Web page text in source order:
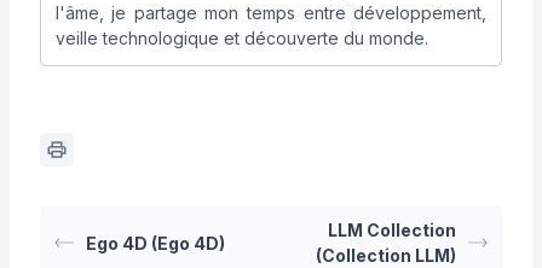
l'âme, je partage mon temps entre développement,
veille technologique et découverte du monde.
Ego 4D (Ego 4D)
LLM Collection
(Collection LLM)